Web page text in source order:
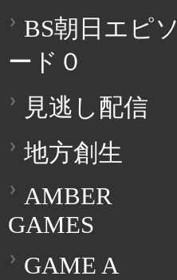
BS朝日エピソ
ード０
見逃し配信
地方創生
AMBER
GAMES
GAME A